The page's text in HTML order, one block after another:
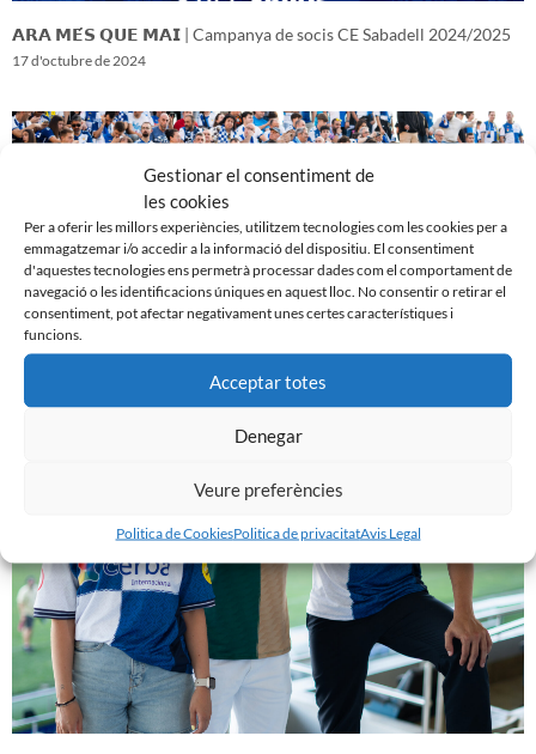
Gestionar el consentiment de
les cookies
Per a oferir les millors experiències, utilitzem tecnologies com les cookies per a
emmagatzemar i/o accedir a la informació del dispositiu. El consentiment
d'aquestes tecnologies ens permetrà processar dades com el comportament de
navegació o les identificacions úniques en aquest lloc. No consentir o retirar el
consentiment, pot afectar negativament unes certes característiques i
funcions.
Acceptar totes
Denegar
Veure preferències
Politica de CookiesPolitica de privacitatAvis Legal
𝗔𝗥𝗔 𝗠𝗘́𝗦 𝗤𝗨𝗘 𝗠𝗔𝗜 | Campanya de socis CE Sabadell 2024/2025
17 d'octubre de 2024
𝑽𝒆𝒏𝒊𝒎 𝒅’𝒖𝒏𝒂 𝒈𝒓𝒂𝒏 𝒃𝒂𝒕𝒂𝒍𝒍𝒂…𝒊 𝒂𝒏𝒆𝒎 𝒂 𝒑𝒆𝒓 𝒍𝒂 𝒔𝒆𝒈𝒖̈𝒆𝒏𝒕